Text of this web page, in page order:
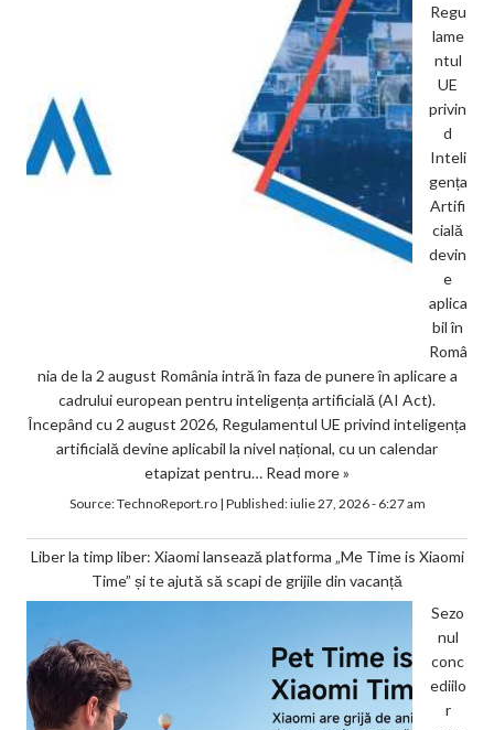
Regu
lame
ntul
UE
privin
d
Inteli
gența
Artifi
cială
devin
e
aplica
bil în
Româ
nia de la 2 august România intră în faza de punere în aplicare a
cadrului european pentru inteligența artificială (AI Act).
Începând cu 2 august 2026, Regulamentul UE privind inteligența
artificială devine aplicabil la nivel național, cu un calendar
etapizat pentru… Read more »
Source:TechnoReport.ro| Published:iulie 27, 2026 - 6:27 am
Liber la timp liber: Xiaomi lansează platforma „Me Time is Xiaomi
Time” și te ajută să scapi de grijile din vacanță
Sezo
nul
conc
ediilo
r